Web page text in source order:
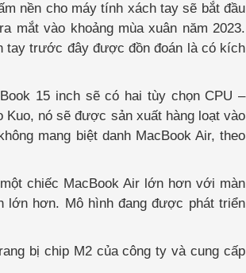
nền cho máy tính xách tay sẽ bắt đầu
mắt vào khoảng mùa xuân năm 2023.
tay trước đây được đồn đoán là có kích
15 inch sẽ có hai tùy chọn CPU –
nó sẽ được sản xuất hàng loạt vào
mang biệt danh MacBook Air, theo
chiếc MacBook Air lớn hơn với màn
lớn hơn. Mô hình đang được phát triển
bị chip M2 của công ty và cung cấp